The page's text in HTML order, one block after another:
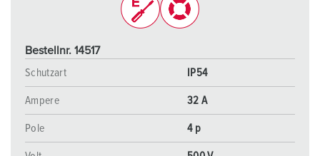
Bestellnr. 14517
Schutzart
IP54
Ampere 32 A
Pole 4 p